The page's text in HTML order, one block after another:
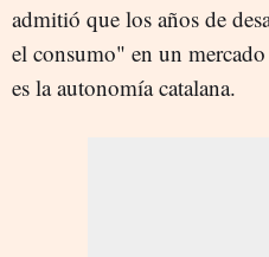
admitió que los años de
el consumo" en un
es la autonomía catalana.